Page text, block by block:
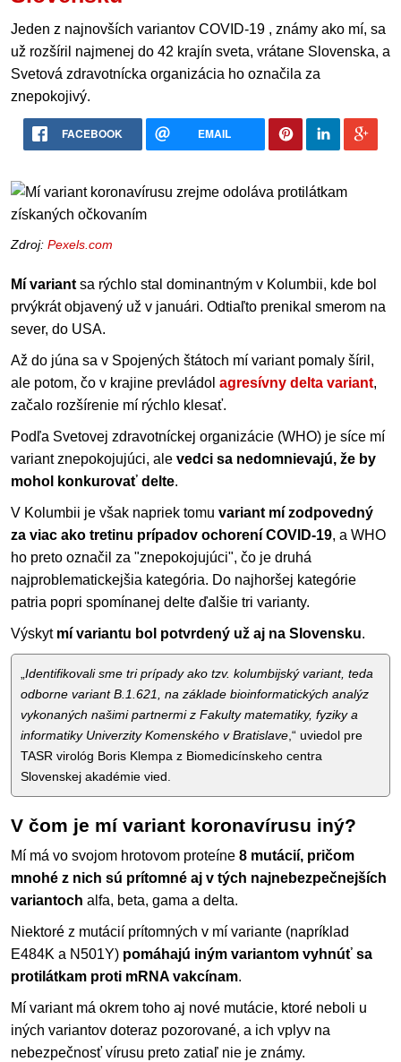
Jeden z najnovších variantov COVID-19 , známy ako mí, sa
už rozšíril najmenej do 42 krajín sveta, vrátane Slovenska, a
Svetová zdravotnícka organizácia ho označila za
znepokojivý.
FACEBOOK EMAIL
Zdroj: Pexels.com
Mí variant sa rýchlo stal dominantným v Kolumbii, kde bol
prvýkrát objavený už v januári. Odtiaľto prenikal smerom na
sever, do USA.
Až do júna sa v Spojených štátoch mí variant pomaly šíril,
ale potom, čo v krajine prevládol agresívny delta variant,
začalo rozšírenie mí rýchlo klesať.
Podľa Svetovej zdravotníckej organizácie (WHO) je síce mí
variant znepokojujúci, ale vedci sa nedomnievajú, že by
mohol konkurovať delte.
V Kolumbii je však napriek tomu variant mí zodpovedný
za viac ako tretinu prípadov ochorení COVID-19, a WHO
ho preto označil za "znepokojujúci", čo je druhá
najproblematickejšia kategória. Do najhoršej kategórie
patria popri spomínanej delte ďalšie tri varianty.
Výskyt mí variantu bol potvrdený už aj na Slovensku.
Identifikovali sme tri prípady ako tzv. kolumbijský variant, teda
odborne variant B.1.621, na základe bioinformatických analýz
vykonaných našimi partnermi z Fakulty matematiky, fyziky a
informatiky Univerzity Komenského v Bratislave ,“ uviedol pre
TASR virológ Boris Klempa z Biomedicínskeho centra
Slovenskej akadémie vied.
V čom je mí variant koronavírusu iný?
Mí má vo svojom hrotovom proteíne 8 mutácií, pričom
mnohé z nich sú prítomné aj v tých najnebezpečnejších
variantoch alfa, beta, gama a delta.
Niektoré z mutácií prítomných v mí variante (napríklad
E484K a N501Y) pomáhajú iným variantom vyhnúť sa
protilátkam proti mRNA vakcínam.
Mí variant má okrem toho aj nové mutácie, ktoré neboli u
iných variantov doteraz pozorované, a ich vplyv na
nebezpečnosť vírusu preto zatiaľ nie je známy.